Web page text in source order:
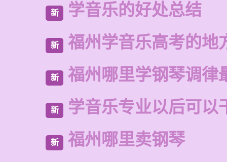
新 学音乐的好处总结
新 福州学音乐高考的地
新 福州哪里学钢琴调律
新 学音乐专业以后可以
新 福州哪里卖钢琴